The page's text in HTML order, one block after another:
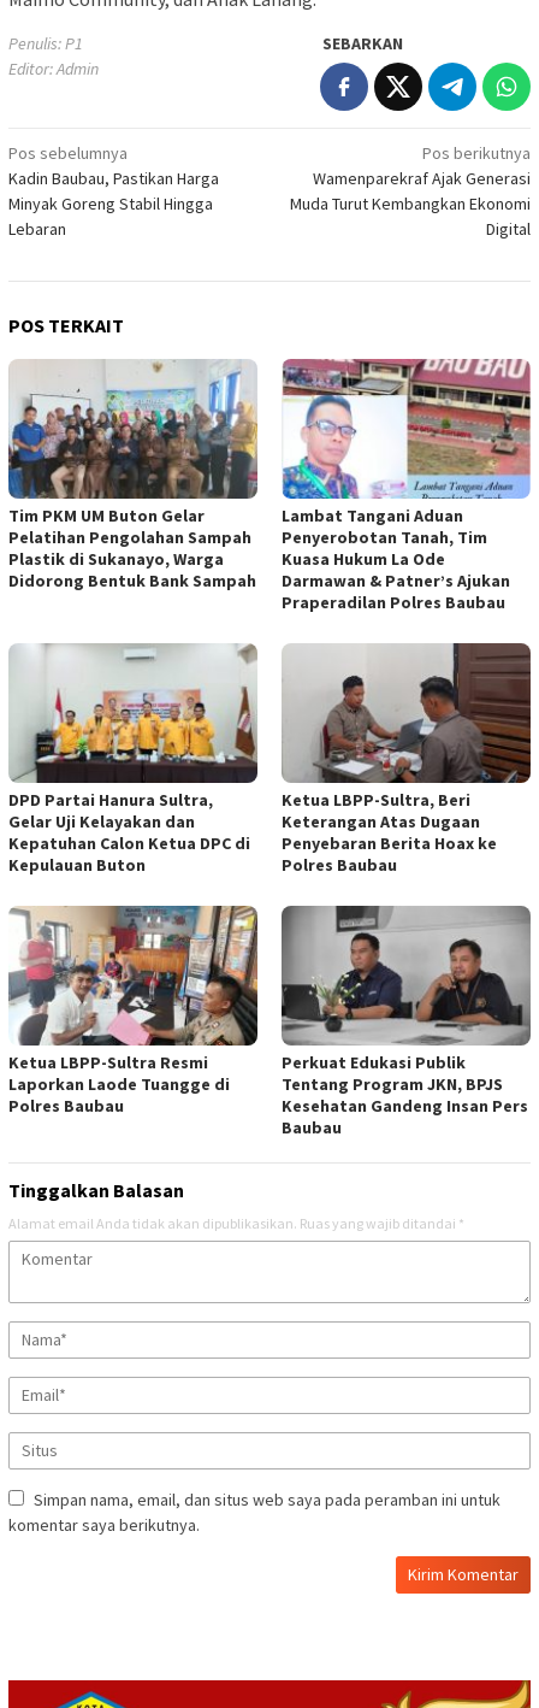
Penulis: P1
Editor: Admin
SEBARKAN
Navigasi
pos
Pos sebelumnya
Kadin Baubau, Pastikan Harga
Minyak Goreng Stabil Hingga
Lebaran
Pos berikutnya
Wamenparekraf Ajak Generasi
Muda Turut Kembangkan Ekonomi
Digital
POS TERKAIT
Tim PKM UM Buton Gelar
Pelatihan Pengolahan Sampah
Plastik di Sukanayo, Warga
Didorong Bentuk Bank Sampah
Lambat Tangani Aduan
Penyerobotan Tanah, Tim
Kuasa Hukum La Ode
Darmawan & Patner’s Ajukan
Praperadilan Polres Baubau
DPD Partai Hanura Sultra,
Gelar Uji Kelayakan dan
Kepatuhan Calon Ketua DPC di
Kepulauan Buton
Ketua LBPP-Sultra, Beri
Keterangan Atas Dugaan
Penyebaran Berita Hoax ke
Polres Baubau
Ketua LBPP-Sultra Resmi
Laporkan Laode Tuangge di
Polres Baubau
Perkuat Edukasi Publik
Tentang Program JKN, BPJS
Kesehatan Gandeng Insan Pers
Baubau
Tinggalkan Balasan
Alamat email Anda tidak akan dipublikasikan. Ruas yang wajib ditandai *
Simpan nama, email, dan situs web saya pada peramban ini untuk
komentar saya berikutnya.